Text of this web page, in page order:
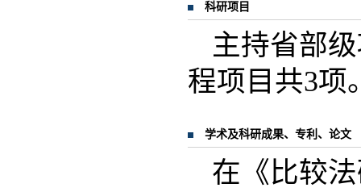
科研项目
主持省部
程项目共3项
学术及科研成果、专利、论文
在《比较